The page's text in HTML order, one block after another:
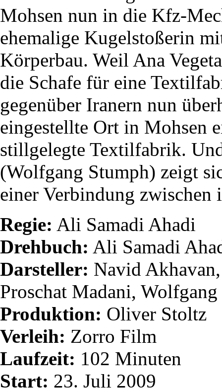
Mohsen nun in die Kfz-
ehemalige Kugelstoßerin
Körperbau. Weil Ana
die Schafe für eine
gegenüber Iranern nun
eingestellte Ort in Mohsen
stillgelegte Textilfabrik.
(Wolfgang Stumph) zeigt
einer Verbindung zwischen
Regie: Ali Samadi Ahadi
Drehbuch: Ali Samadi
Darsteller: Navid
Proschat Madani,
Produktion: Oliver Stoltz
Verleih: Zorro Film
Laufzeit: 102 Minuten
Start: 23. Juli 2009